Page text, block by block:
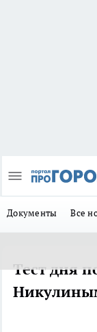
Документы Все
Тест дня